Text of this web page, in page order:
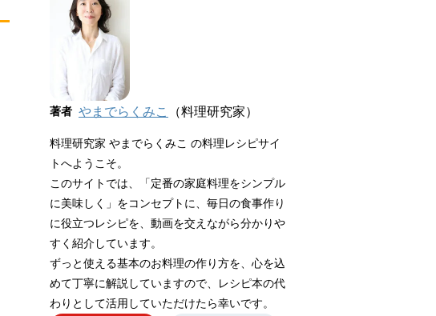
著者 やまでらくみこ （料理研究家）
料理研究家 やまでらくみこ の料理レシピサイ
トへようこそ。
このサイトでは、「定番の家庭料理をシンプル
に美味しく」をコンセプトに、毎日の食事作り
に役立つレシピを、動画を交えながら分かりや
すく紹介しています。
ずっと使える基本のお料理の作り方を、心を込
めて丁寧に解説していますので、レシピ本の代
わりとして活用していただけたら幸いです。